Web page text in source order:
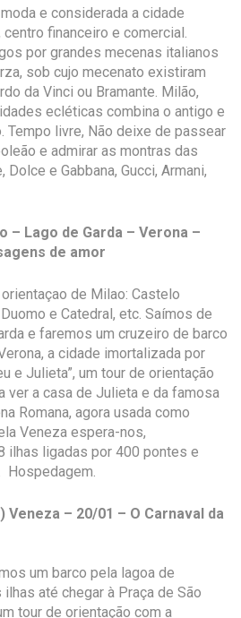
e considerada a cidade
centro financeiro e comercial.
por grandes mecenas italianos
sob cujo mecenato existiram
da Vinci ou Bramante. Milão,
ecléticas combina o antigo e
Tempo livre, Não deixe de passear
e admirar as montras das
e Gabbana, Gucci, Armani,
– Lago de Garda – Verona –
de amor
de Milao: Castelo
e Catedral, etc. Saímos de
e faremos um cruzeiro de barco
a cidade imortalizada por
e Julieta”, um tour de orientação
ver a casa de Julieta e da famosa
Romana, agora usada como
Veneza espera-nos,
ilhas ligadas por 400 pontes e
Hospedagem.
Veneza – 20/01 – O Carnaval da
um barco pela lagoa de
até chegar à Praça de São
tour de orientação com a